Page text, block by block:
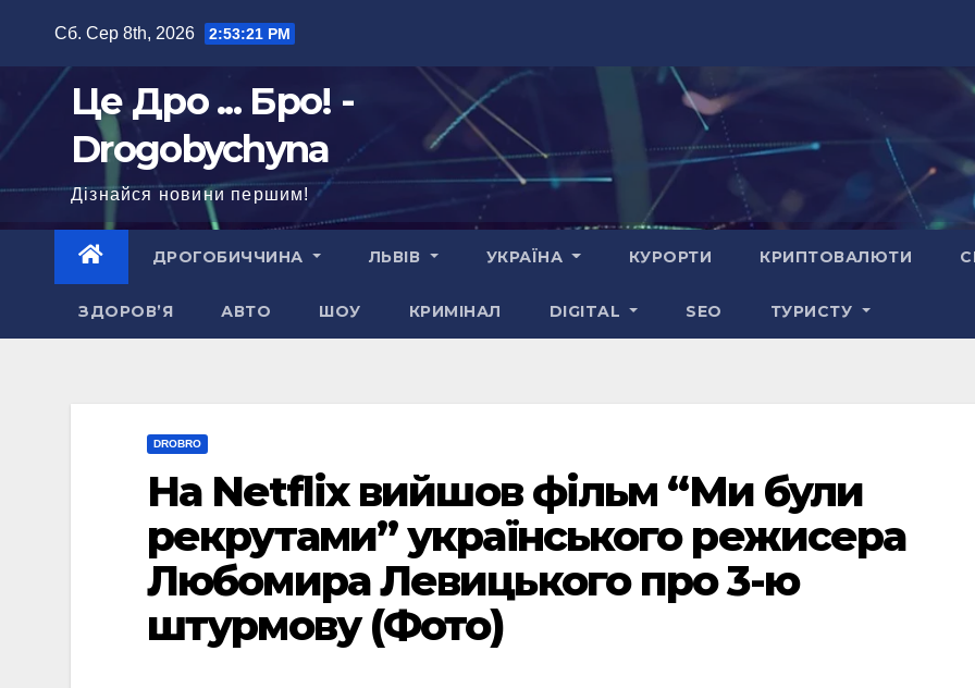
Сб. Сер 8th, 2026 2:53:22 PM
Це Дро ... Бро! -
Drogobychyna
Дізнайся новини першим!
ДРОГОБИЧЧИНА ЛЬВІВ УКРАЇНА КУРОРТИ КРИПТОВАЛЮТИ
ЗДОРОВ’Я АВТО ШОУ КРИМІНАЛ DIGITAL SEO ТУРИСТУ
DROBRO
На Netflix вийшов фільм “Ми були
рекрутами” українського режисера
Любомира Левицького про 3-ю
штурмову (Фото)